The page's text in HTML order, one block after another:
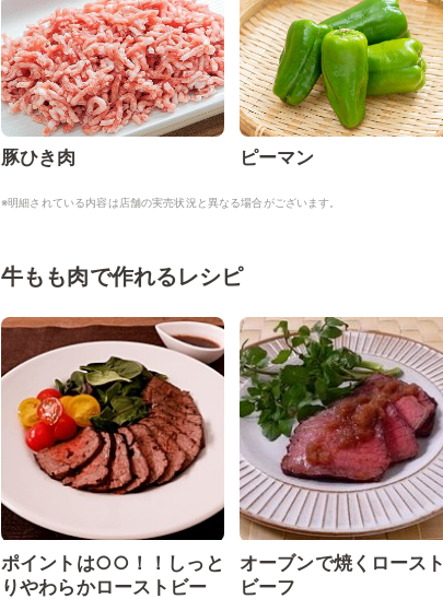
豚ひき肉 ピーマン
※明細されている内容は店舗の実売状況と異なる場合がございます。
牛もも肉で作れるレシピ
ポイントは○○！！しっと
りやわらかローストビー
オーブンで焼くロースト
ビーフ